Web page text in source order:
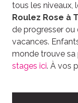
tous les niveaux,
Roulez Rose à
de progresser
vacances.
monde trouve sa
stages ici. À vos